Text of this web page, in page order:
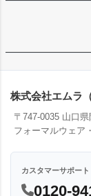
株式会社エムラ
〒747-0035 山口
フォーマルウェア
カスタマーサポート
0120-